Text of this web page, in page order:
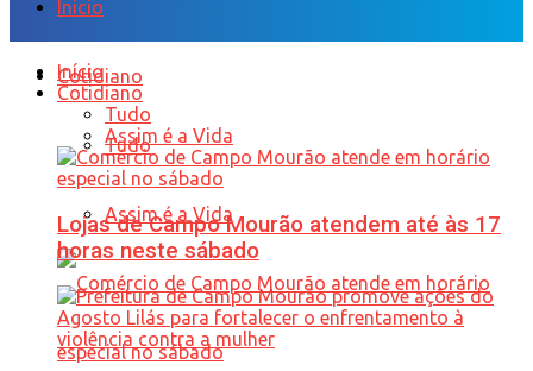
Início
Cotidiano
Tudo
Assim é a Vida
Início
Cotidiano
Tudo
Assim é a Vida
Lojas de Campo Mourão atendem até às 17
horas neste sábado